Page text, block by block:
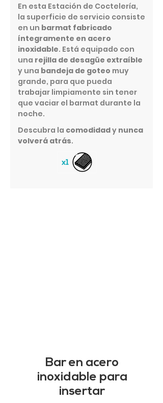
En esta Estación de Coctelería,
la superficie de servicio consiste
en un barmat fabricado
íntegramente en acero
inoxidable. Está equipado con
una rejilla de desagüe extraíble
y una bandeja de goteo muy
grande, para que pueda
trabajar limpiamente sin tener
que vaciar el barmat durante la
noche.
Descubra la comodidady nunca
volverá atrás.
Bar en acero
inoxidable para
insertar